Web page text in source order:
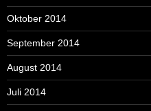
Oktober 2014
September 2014
August 2014
Juli 2014